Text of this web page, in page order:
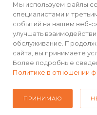
2026 © Интернет-
Мы используем файлы
специалистами и
событий на нашем веб-
улучшать
обслуживание.
сайта, вы принимаете
Более подробные
Политике в отношении
ПРИНИМАЮ